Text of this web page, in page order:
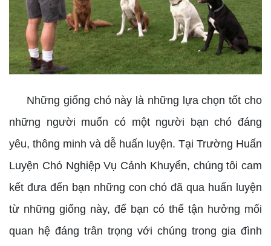
Những giống chó này là những lựa chọn tốt cho
những người muốn có một người bạn chó đáng
yêu, thông minh và dễ huấn luyện. Tại Trường Huấn
Luyện Chó Nghiệp Vụ Cảnh Khuyển, chúng tôi cam
kết đưa đến bạn những con chó đã qua huấn luyện
từ những giống này, để bạn có thể tận hưởng mối
quan hệ đáng trân trọng với chúng trong gia đình